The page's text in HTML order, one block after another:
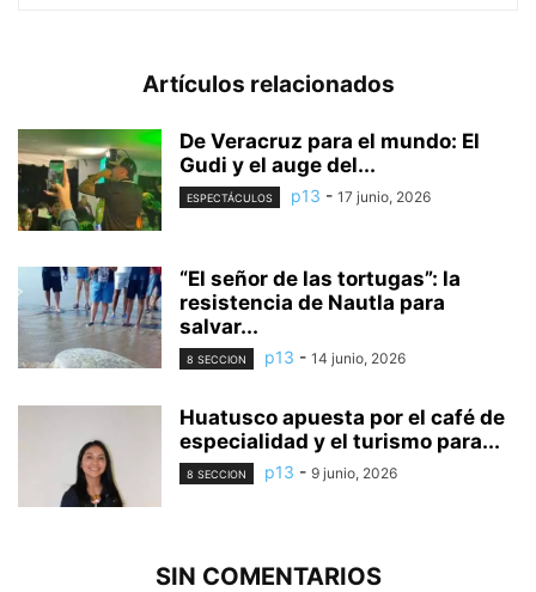
Artículos relacionados
De Veracruz para el mundo: El
Gudi y el auge del...
ESPECTÁCULOS p13 - 17 junio, 2026
“El señor de las tortugas”: la
resistencia de Nautla para
salvar...
8 SECCION p13 - 14 junio, 2026
Huatusco apuesta por el café de
especialidad y el turismo para...
8 SECCION p13 - 9 junio, 2026
SIN COMENTARIOS